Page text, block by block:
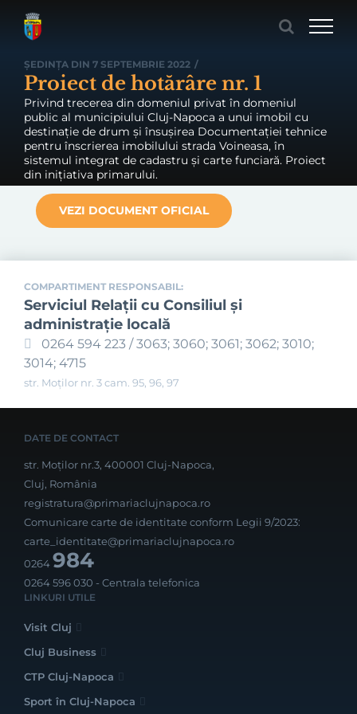
ȘEDINȚA DIN 7 SEPTEMBRIE 2022 /
Proiect de hotărâre nr. 1
Privind trecerea din domeniul privat în domeniul
public al municipiului Cluj-Napoca a unui imobil cu
destinație de drum și însușirea Documentației tehnice
pentru înscrierea imobilului strada Voineasa, în
sistemul integrat de cadastru și carte funciară. Proiect
din inițiativa primarului.
VEZI DOCUMENT OFICIAL
COMPARTIMENT RESPONSABIL:
Serviciul Relaţii cu Consiliul şi
administraţie locală
0264 594 223 / 3063; 3060; 3061; 3062; 3010;
3014; 4715
str. Moților nr. 3 cam. 95, 96, 97
DATE DE CONTACT
str. Moților nr.3, 400001 Cluj-Napoca,
Cluj, România
registratura@primariaclujnapoca.ro
Comunicare carte de identitate conform Legii 9/2023:
carte_identitate@primariaclujnapoca.ro
0264984
0264 596 030 - Centrala telefonica
LINKURI UTILE
Visit Cluj
Cluj Business
CTP Cluj-Napoca
Sport în Cluj-Napoca